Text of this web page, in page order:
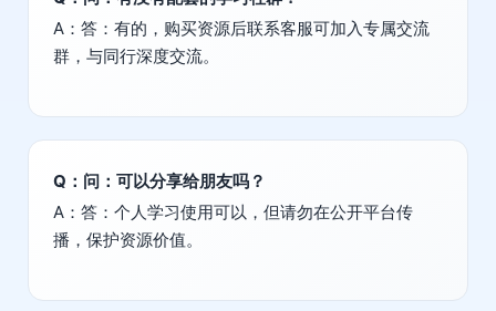
A：答：有的，购买资源后联系客服可加入专属交流
群，与同行深度交流。
Q：问：可以分享给朋友吗？
A：答：个人学习使用可以，但请勿在公开平台传
播，保护资源价值。